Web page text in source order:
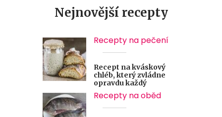
Nejnovější recepty
Recepty na pečení
Recept na kváskový
chléb, který zvládne
opravdu každý
Recepty na oběd